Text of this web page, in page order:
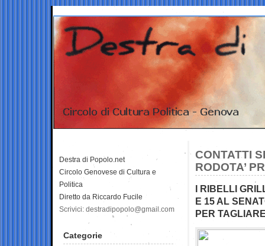
CONTATTI
RODOTA’
I RIBELLI
E 15 AL
PER
Destra di Popolo.net
Circolo Genovese di Cultura e
Politica
Diretto da Riccardo Fucile
Scrivici: destradipopolo@gmail.com
Categorie